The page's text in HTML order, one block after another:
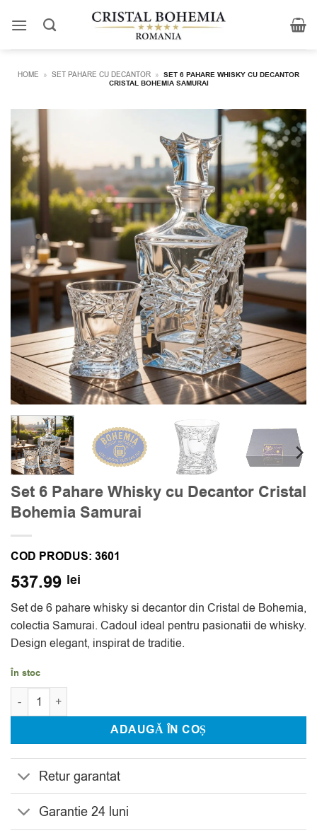
HOME » SET PAHARE CU DECANTOR » SET 6 PAHARE WHISKY CU DECANTOR
CRISTAL BOHEMIA SAMURAI
Set 6 Pahare Whisky cu Decantor Cristal
Bohemia Samurai
COD PRODUS: 3601
537.99 lei
Set de 6 pahare whisky si decantor din Cristal de Bohemia,
colectia Samurai. Cadoul ideal pentru pasionatii de whisky.
Design elegant, inspirat de traditie.
În stoc
Cantitate Set 6 Pahare Whisky cu Decantor Cristal Bohemia
ADAUGĂ ÎN COȘ
Retur garantat
Garantie 24 luni